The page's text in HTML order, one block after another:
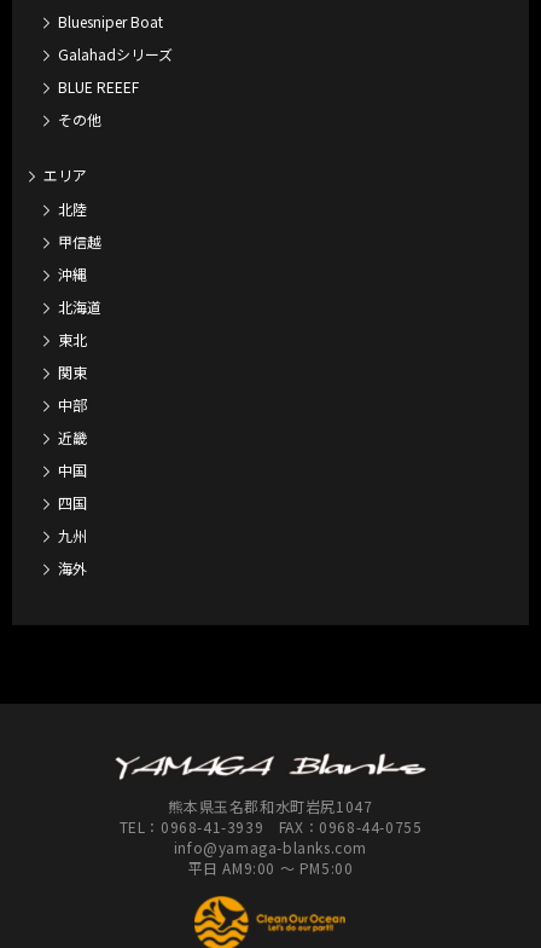
Bluesniper Boat
Galahadシリーズ
BLUE REEEF
その他
エリア
北陸
甲信越
沖縄
北海道
東北
関東
中部
近畿
中国
四国
九州
海外
熊本県玉名郡和水町岩尻1047
TEL： 0968-41-3939 FAX：0968-44-0755
info@yamaga-blanks.com
平日 AM9:00 ～ PM5:00